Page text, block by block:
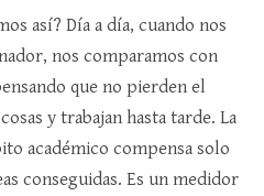
así? Día a día, cuando nos
nos comparamos con
que no pierden el
y trabajan hasta tarde. La
académico compensa solo
conseguidas. Es un medidor